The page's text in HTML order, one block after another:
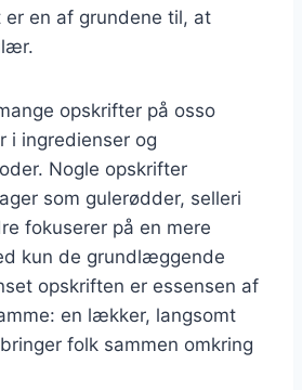
en af grundene til, at
opskrifter på osso
i ingredienser og
Nogle opskrifter
som gulerødder, selleri
fokuserer på en mere
kun de grundlæggende
opskriften er essensen af
en lækker, langsomt
folk sammen omkring